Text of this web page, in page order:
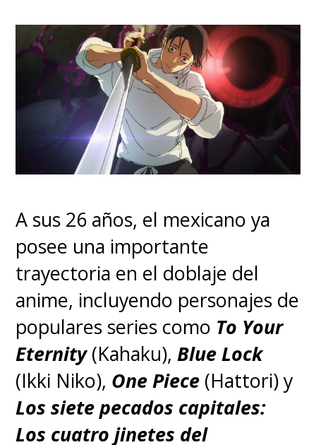
A sus 26 años, el mexicano ya
posee una importante
trayectoria en el doblaje del
anime, incluyendo personajes de
populares series como To Your
Eternity(Kahaku),Blue Lock
(Ikki Niko), One Piece (Hattori) y
Los siete pecados capitales:
Los cuatro jinetes del